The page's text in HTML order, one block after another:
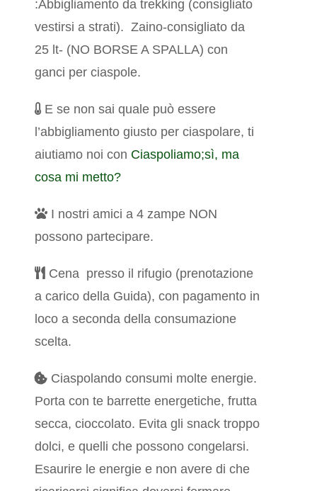
:Abbigliamento da trekking (consigliato
vestirsi a strati).Zaino-consigliato da
25 lt- (NO BORSE A SPALLA) con
ganci per ciaspole.
E se non sai quale può essere
l’abbigliamento giusto per ciaspolare, ti
aiutiamo noi con Ciaspoliamo;sì, ma
cosa mi metto?
I nostri amici a 4 zampe NON
possono partecipare.
Cena presso il rifugio (prenotazione
a carico della Guida), con pagamento in
loco a seconda della consumazione
scelta.
Ciaspolando consumi molte energie.
Porta con te barrette energetiche, frutta
secca, cioccolato. Evita gli snack troppo
dolci, e quelli che possono congelarsi.
Esaurire le energie e non avere di che